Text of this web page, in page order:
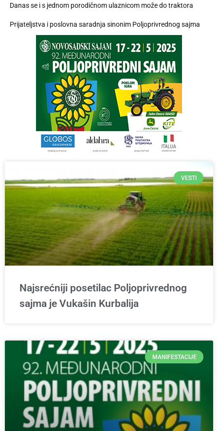
Danas se i s jednom porodičnom ulaznicom može do traktora
Prijateljstva i poslovna saradnja sinonim Poljoprivrednog sajma
VESTI
Najsrećniji posetilac Poljoprivrednog
sajma je Vukašin Kurbalija
MANIFESTACIJE